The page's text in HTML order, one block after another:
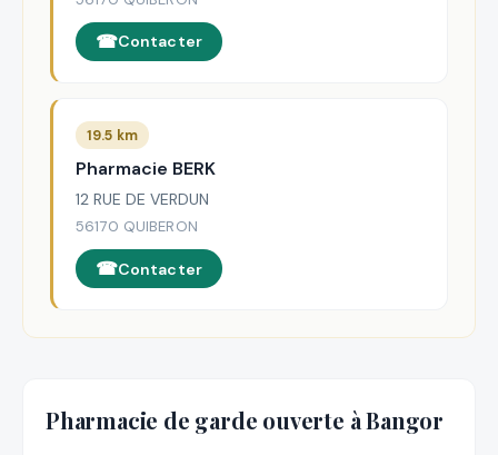
Contacter
19.5 km
Pharmacie BERK
12 RUE DE VERDUN
56170 QUIBERON
Contacter
Pharmacie de garde ouverte à Bangor